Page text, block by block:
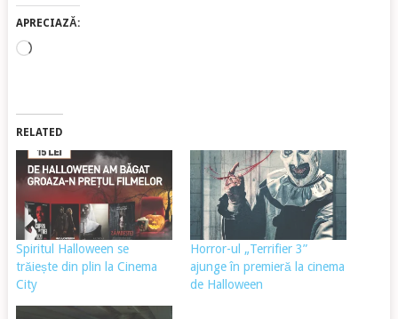
APRECIAZĂ:
Încarc...
RELATED
Spiritul Halloween se
trăiește din plin la Cinema
City
Horror-ul „Terrifier 3”
ajunge în premieră la cinema
de Halloween